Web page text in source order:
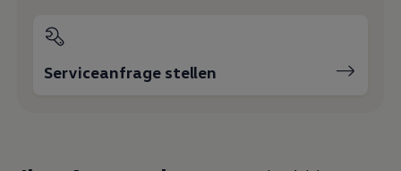
Serviceanfrage stellen